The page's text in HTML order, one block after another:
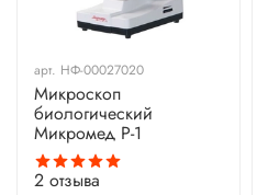
арт. НФ-00027020
Микроскоп
биологический
Микромед Р-1
2 отзыва